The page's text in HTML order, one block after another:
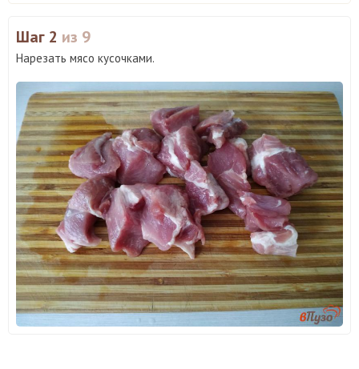
Шаг 2 из 9
Нарезать мясо кусочками.